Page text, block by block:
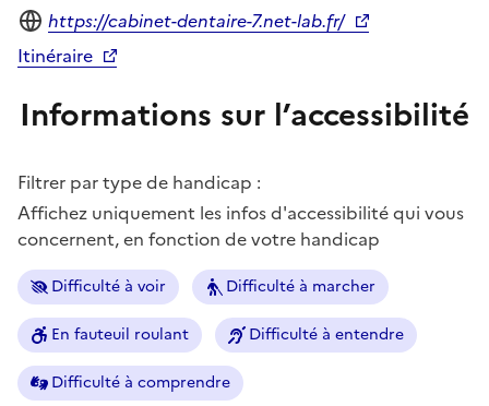
Site internet
https://cabinet-dentaire-7.net-lab.fr/
Itinéraire
Informations sur l’accessibilité
Filtrer par type de handicap :
Affichez uniquement les infos d'accessibilité qui vous
concernent, en fonction de votre handicap
Difficulté à voir Difficulté à marcher
En fauteuil roulant Difficulté à entendre
Difficulté à comprendre